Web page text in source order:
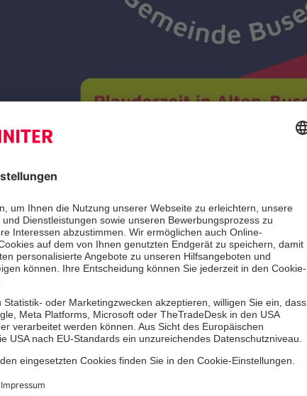
Die Johanniter-Plauderbank in Großen-
Anger ist seit ihrer Einweihung vor neun
einem beliebten wöchentlichen Treffpunkt
Viele Menschen nutzen die Gelegenheit,
Gespräch zu kommen und neue Kontakte
große Resonanz zeigt, wie wichtig solche
Begegnung für das Miteinander in unserer
Aufgrund dieses Erfolgs soll im Mai auch in
eine neue Plauderbank vor der Brandsburg
werden. Jeden Donnerstag von 15:00 bis